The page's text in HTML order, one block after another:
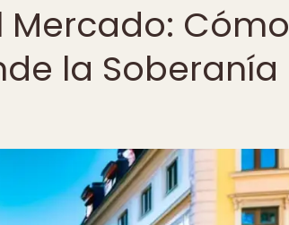
Mercado: Cómo
la Soberanía